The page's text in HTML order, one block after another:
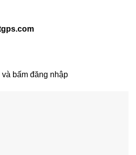
và bấm đăng nhập